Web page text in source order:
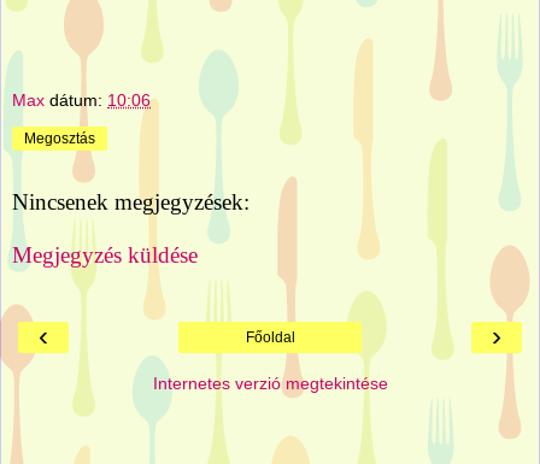
Max dátum: 10:06
Megosztás
Nincsenek megjegyzések:
Megjegyzés küldése
‹ ›
Főoldal
Internetes verzió megtekintése